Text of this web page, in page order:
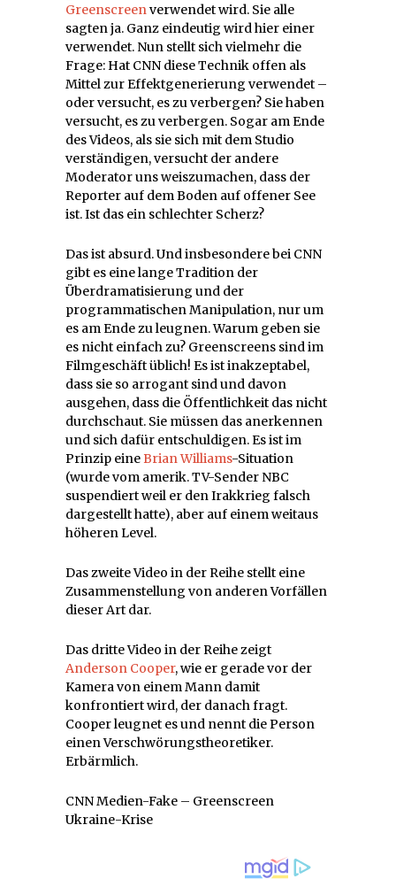
Greenscreenverwendet wird. Sie alle
sagten ja. Ganz eindeutig wird hier einer
verwendet. Nun stellt sich vielmehr die
Frage: Hat CNN diese Technik offen als
Mittel zur Effektgenerierung verwendet –
oder versucht, es zu verbergen? Sie haben
versucht, es zu verbergen. Sogar am Ende
des Videos, als sie sich mit dem Studio
verständigen, versucht der andere
Moderator uns weiszumachen, dass der
Reporter auf dem Boden auf offener See
ist. Ist das ein schlechter Scherz?
Das ist absurd. Und insbesondere bei CNN
gibt es eine lange Tradition der
Überdramatisierung und der
programmatischen Manipulation, nur um
es am Ende zu leugnen. Warum geben sie
es nicht einfach zu? Greenscreens sind im
Filmgeschäft üblich! Es ist inakzeptabel,
dass sie so arrogant sind und davon
ausgehen, dass die Öffentlichkeit das nicht
durchschaut. Sie müssen das anerkennen
und sich dafür entschuldigen. Es ist im
Prinzip eineBrian Williams-Situation
(wurde vom amerik. TV-Sender NBC
suspendiert weil er den Irakkrieg falsch
dargestellt hatte), aber auf einem weitaus
höheren Level.
Das zweite Video in der Reihe stellt eine
Zusammenstellung von anderen Vorfällen
dieser Art dar.
Das dritte Video in der Reihe zeigt
Anderson Cooper, wie er gerade vor der
Kamera von einem Mann damit
konfrontiert wird, der danach fragt.
Cooper leugnet es und nennt die Person
einen Verschwörungstheoretiker.
Erbärmlich.
CNN Medien-Fake – Greenscreen
Ukraine-Krise